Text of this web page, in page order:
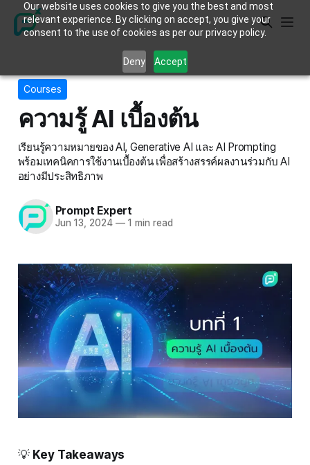
Our website uses cookies to give you the best and most
relevant experience. By clicking on accept, you give your
consent to the use of cookies as per our privacy policy.
Deny Accept
Courses
ความรู้ AI เบื้องต้น
เรียนรู้ความหมายของ AI, Generative AI และ AI Prompting
พร้อมเทคนิคการใช้งานเบื้องต้น เพื่อสร้างสรรค์ผลงานร่วมกับ AI
อย่างมีประสิทธิภาพ
Prompt Expert
Jun 13, 2024 —1 min read
💡 Key Takeaways